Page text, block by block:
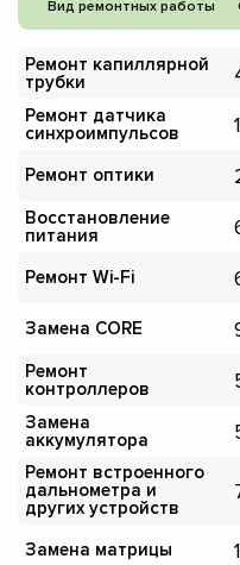
Вид ремонтных работы
Ремонт капиллярной
трубки
Ремонт датчика
синхроимпульсов
Ремонт оптики
Восстановление
питания
Ремонт Wi-Fi
Замена CORE
Ремонт
контроллеров
Замена
аккумулятора
Ремонт встроенного
дальнометра и
других устройств
Замена матрицы